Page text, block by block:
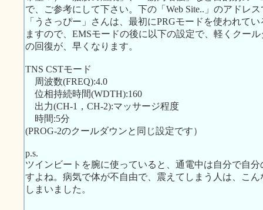
で、ご参考にして下さい。下の「Web Site..」のアドレ
「うさっぴー」さんは、最初にPRGモードを使われて
ますので、EMSモードの後に以下の設定で、軽くクー
の回復が、早くなります。
TNS CSTモード
周波数(FREQ):4.0
位相持続時間(WDTH):160
出力(CH-1，CH-2):マッサージ程度
時間:5分
(PROG-2のクールダウンと同じ設定です）
p.s.
ツインビートを腕に使っていると、通電中は自分で自
すよね。病気で体が不自由で、震えてしまう人は、こ
しまいました。